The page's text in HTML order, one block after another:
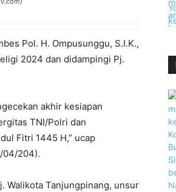
Pol. H. Ompusunggu, S.I.K.,
2024 dan didampingi Pj.
akhir kesiapan
TNI/Polri dan
Fitri 1445 H,” ucap
04/204).
Walikota Tanjungpinang, unsur